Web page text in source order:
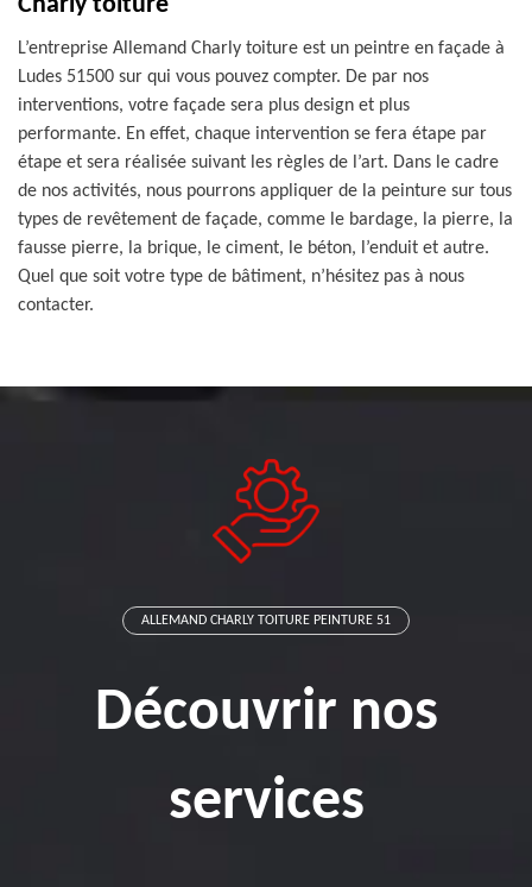
L’entreprise Allemand Charly toiture est un peintre en façade à
Ludes 51500 sur qui vous pouvez compter. De par nos
interventions, votre façade sera plus design et plus
performante. En effet, chaque intervention se fera étape par
étape et sera réalisée suivant les règles de l’art. Dans le cadre
de nos activités, nous pourrons appliquer de la peinture sur tous
types de revêtement de façade, comme le bardage, la pierre, la
fausse pierre, la brique, le ciment, le béton, l’enduit et autre.
Quel que soit votre type de bâtiment, n’hésitez pas à nous
contacter.
ALLEMAND CHARLY TOITURE PEINTURE 51
Découvrir nos
services